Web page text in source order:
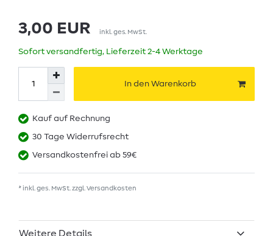
3,00 EUR inkl. ges. MwSt.
Sofort versandfertig, Lieferzeit 2-4 Werktage
In den Warenkorb
Kauf auf Rechnung
30 Tage Widerrufsrecht
Versandkostenfrei ab 59€
* inkl. ges. MwSt. zzgl.Versandkosten
Weitere Details